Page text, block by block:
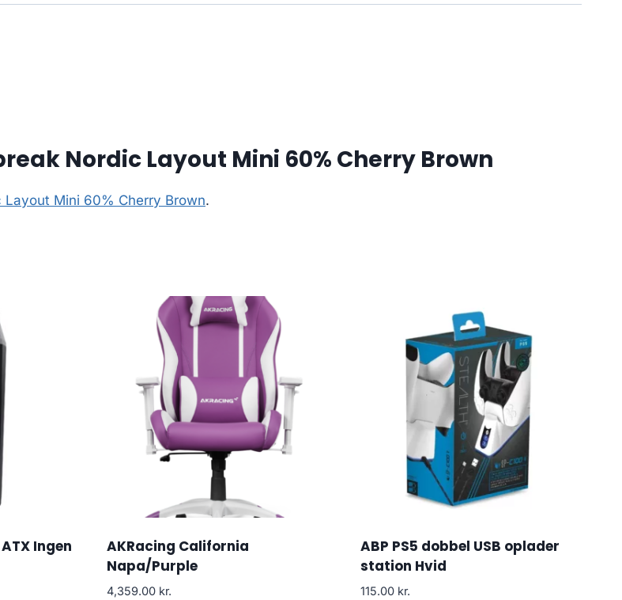
Nordic Layout Mini 60% Cherry Brown
Mini 60% Cherry Brown.
Ingen
AKRacing California
Napa/Purple
4,359.00 kr.
ABP PS5 dobbel USB oplader
station Hvid
115.00 kr.